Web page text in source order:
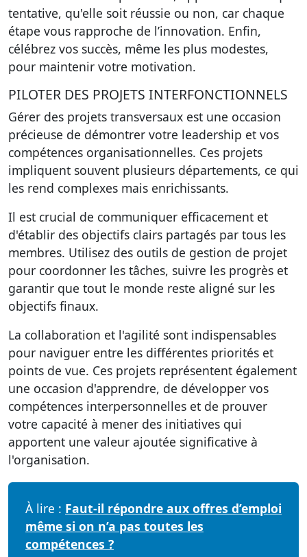
tentative, qu'elle soit réussie ou non, car chaque
étape vous rapproche de l’innovation. Enfin,
célébrez vos succès, même les plus modestes,
pour maintenir votre motivation.
PILOTER DES PROJETS INTERFONCTIONNELS
Gérer des projets transversaux est une occasion
précieuse de démontrer votre leadership et vos
compétences organisationnelles. Ces projets
impliquent souvent plusieurs départements, ce qui
les rend complexes mais enrichissants.
Il est crucial de communiquer efficacement et
d'établir des objectifs clairs partagés par tous les
membres. Utilisez des outils de gestion de projet
pour coordonner les tâches, suivre les progrès et
garantir que tout le monde reste aligné sur les
objectifs finaux.
La collaboration et l'agilité sont indispensables
pour naviguer entre les différentes priorités et
points de vue. Ces projets représentent également
une occasion d'apprendre, de développer vos
compétences interpersonnelles et de prouver
votre capacité à mener des initiatives qui
apportent une valeur ajoutée significative à
l'organisation.
À lire : Faut-il répondre aux offres d’emploi
même si on n’a pas toutes les
compétences ?